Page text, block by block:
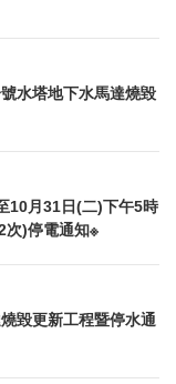
水塔地下水馬達燒毀
10月31日(二)下午5時
次)停電通知※
毀更新工程暨停水通